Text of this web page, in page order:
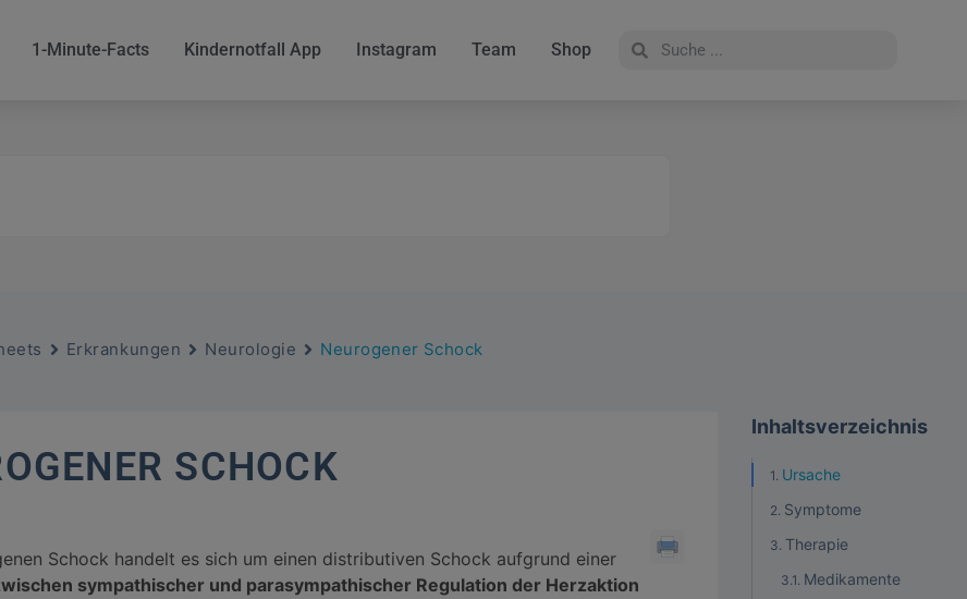
1-Minute-Facts Kindernotfall App Instagram Team Shop
Erkrankungen Neurologie Neurogener Schock
SCHOCK
Schock handelt es sich um einen distributiven Schock aufgrund einer
sympathischer und parasympathischer Regulation der Herzaktion
Inhaltsverzeichnis
Ursache
Symptome
Therapie
Medikamente